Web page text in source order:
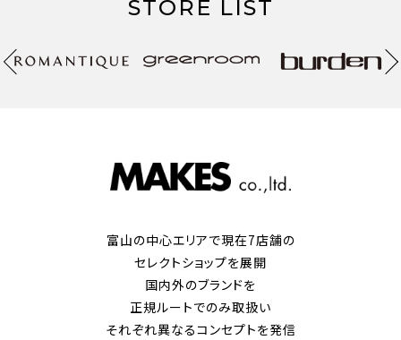
STORE LIST
富山の中心エリアで現在7店舗の
セレクトショップを展開
国内外のブランドを
正規ルートでのみ取扱い
それぞれ異なるコンセプトを発信